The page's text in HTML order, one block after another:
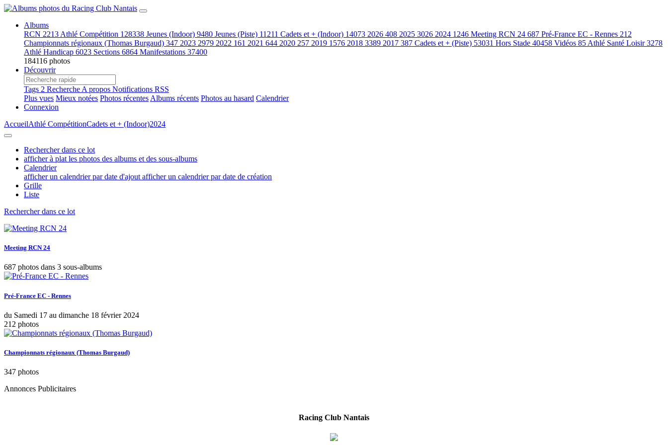
Albums
RCN 2213 Athlé Compétition 128338 Jeunes (Indoor) 9480 Jeunes (Piste) 11211 Cadets et + (Indoor) 14073 2026 408 2025 3026 2024 1246 Meeting RCN 24 687 Pré-France EC - Rennes 212
Championnats régionaux (Thomas Burgaud) 347 2023 2979 2022 161 2021 644 2020 257 2019 1576 2018 3389 2017 387 Cadets et + (Piste) 53031 Hors Stade 40458 Vidéos 85 Athlé Santé Loisir3278
Athlé Handicap 6023 Sections 6864 Manifestations 37400
184116 photos
Découvrir
Tags 2 Recherche A propos Notifications RSS
Plus vues Mieux notées Photos récentes Albums récents Photos au hasard Calendrier
Connexion
AccueilAthlé CompétitionCadets et + (Indoor)2024
Rechercher dans ce lot
afficher à plat les photos des albums et des sous-albums
Calendrier
afficher un calendrier par date d'ajout afficher un calendrier par date de création
Grille
Liste
Rechercher dans ce lot
Meeting RCN 24
687 photos dans 3 sous-albums
Pré-France EC - Rennes
du Samedi 17 au dimanche 18 février 2024
212 photos
Championnats régionaux (Thomas Burgaud)
347 photos
Annonces Publicitaires
Racing Club Nantais